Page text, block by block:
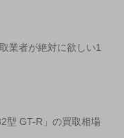
業者が絶対に欲しい1
型 GT-R」の買取相場